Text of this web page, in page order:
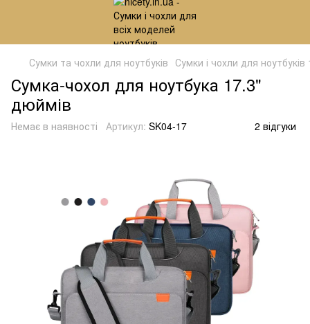
Сумки та чохли для ноутбуків Сумки і чохли для
Сумка-чохол для ноутбука 17.3"
дюймів
Немає в наявності Артикул: SK04-17 2 відгуки